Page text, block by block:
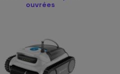
ouvrées